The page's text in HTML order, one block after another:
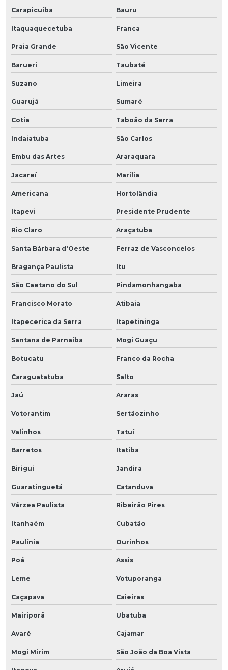
Carapicuíba Bauru
Itaquaquecetuba Franca
Praia Grande São Vicente
Barueri Taubaté
Suzano Limeira
Guarujá Sumaré
Cotia Taboão da Serra
Indaiatuba São Carlos
Embu das Artes Araraquara
Jacareí Marília
Americana Hortolândia
Itapevi Presidente Prudente
Rio Claro Araçatuba
Santa Bárbara d'Oeste Ferraz de Vasconcelos
Bragança Paulista Itu
São Caetano do Sul Pindamonhangaba
Francisco Morato Atibaia
Itapecerica da Serra Itapetininga
Santana de Parnaíba Mogi Guaçu
Botucatu Franco da Rocha
Caraguatatuba Salto
Jaú Araras
Votorantim Sertãozinho
Valinhos Tatuí
Barretos Itatiba
Birigui Jandira
Guaratinguetá Catanduva
Várzea Paulista Ribeirão Pires
Itanhaém Cubatão
Paulínia Ourinhos
Poá Assis
Leme Votuporanga
Caçapava Caieiras
Mairiporã Ubatuba
Avaré Cajamar
Mogi Mirim São João da Boa Vista